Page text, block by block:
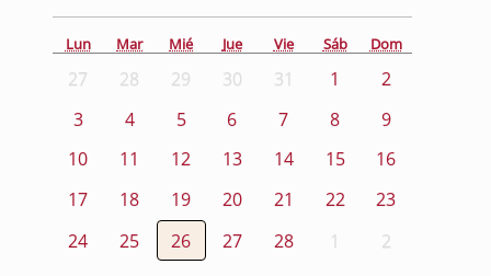
Lun Mar Mié Jue Vie Sáb Dom
27 28 29 30 31 1
2
3
4 5 6 7 8
9
10
11 12 13 14 15
16
17
18 19 20 21 22
23
24
25 26 27 28 1 2